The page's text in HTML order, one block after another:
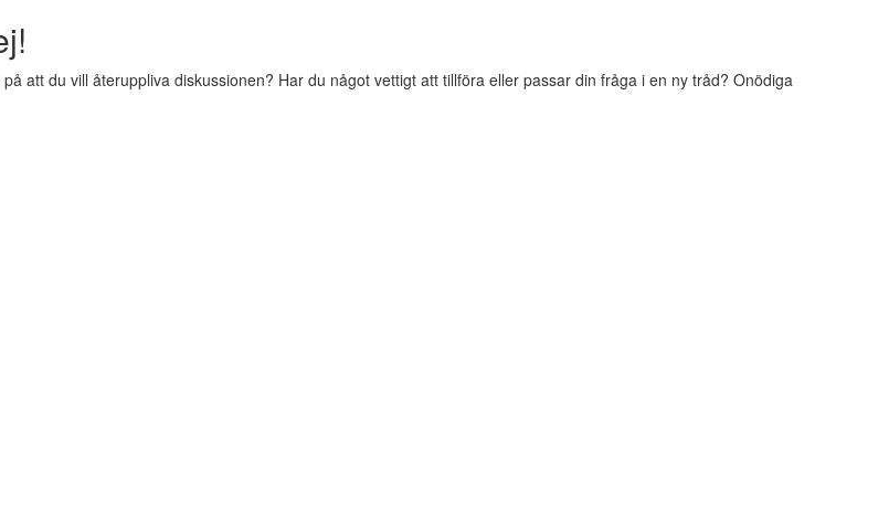
att du vill återuppliva diskussionen? Har du något vettigt att tillföra eller passar din fråga i en ny tråd? Onödiga